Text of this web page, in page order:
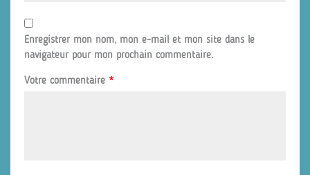
Enregistrer mon nom, mon e-mail et mon site dans le
navigateur pour mon prochain commentaire.
Votre commentaire *